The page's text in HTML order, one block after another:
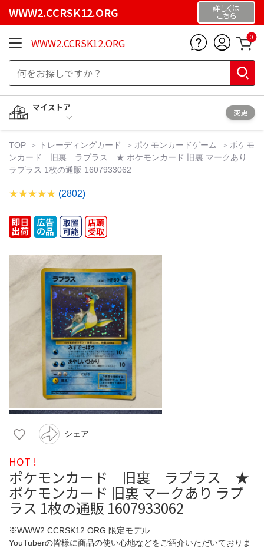
WWW2.CCRSK12.ORG 詳しくは
こちら
WWW2.CCRSK12.ORG 0
マイストア
変更
TOP トレーディングカード ポケモンカードゲーム
ポケモ
ンカード 旧裏 ラプラス ★ ポケモンカード 旧裏 マークあり
ラプラス 1枚の通販 1607933062
(2802)
シェア
HOT !
ポケモンカード 旧裏 ラプラス ★
ポケモンカード 旧裏 マークあり ラプ
ラス 1枚の通販 1607933062
※WWW2.CCRSK12.ORG 限定モデル
YouTuberの皆様に商品の使い心地などをご紹介いただいておりま